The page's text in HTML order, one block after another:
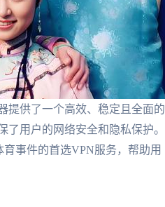
提供了一个高效、稳定且全面的
用户的网络安全和隐私保护。
事件的首选VPN服务，帮助用